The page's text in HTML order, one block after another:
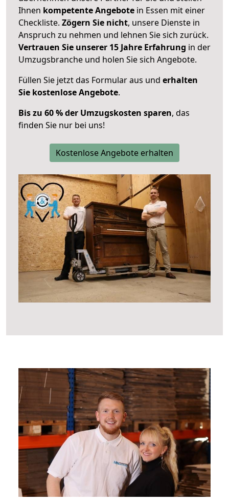
Ihnen kompetente Angebote in Essen mit einer
Checkliste. Zögern Sie nicht, unsere Dienste in
Anspruch zu nehmen und lehnen Sie sich zurück.
Vertrauen Sie unserer 15 Jahre Erfahrung in der
Umzugsbranche und holen Sie sich Angebote.
Füllen Sie jetzt das Formular aus und erhalten
Sie kostenlose Angebote.
Bis zu 60 % der Umzugskosten sparen, das
finden Sie nur bei uns!
Kostenlose Angebote erhalten